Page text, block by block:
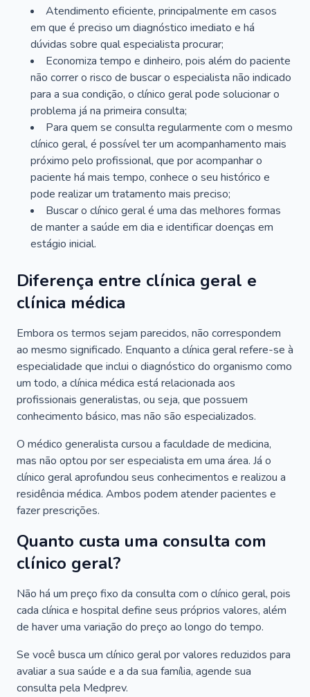
Atendimento eficiente, principalmente em casos
em que é preciso um diagnóstico imediato e há
dúvidas sobre qual especialista procurar;
Economiza tempo e dinheiro, pois além do paciente
não correr o risco de buscar o especialista não indicado
para a sua condição, o clínico geral pode solucionar o
problema já na primeira consulta;
Para quem se consulta regularmente com o mesmo
clínico geral, é possível ter um acompanhamento mais
próximo pelo profissional, que por acompanhar o
paciente há mais tempo, conhece o seu histórico e
pode realizar um tratamento mais preciso;
Buscar o clínico geral é uma das melhores formas
de manter a saúde em dia e identificar doenças em
estágio inicial.
Diferença entre clínica geral e
clínica médica
Embora os termos sejam parecidos, não correspondem
ao mesmo significado. Enquanto a clínica geral refere-se à
especialidade que inclui o diagnóstico do organismo como
um todo, a clínica médica está relacionada aos
profissionais generalistas, ou seja, que possuem
conhecimento básico, mas não são especializados.
O médico generalista cursou a faculdade de medicina,
mas não optou por ser especialista em uma área. Já o
clínico geral aprofundou seus conhecimentos e realizou a
residência médica. Ambos podem atender pacientes e
fazer prescrições.
Quanto custa uma consulta com
clínico geral?
Não há um preço fixo da consulta com o clínico geral, pois
cada clínica e hospital define seus próprios valores, além
de haver uma variação do preço ao longo do tempo.
Se você busca um clínico geral por valores reduzidos para
avaliar a sua saúde e a da sua família, agende sua
consulta pela Medprev.